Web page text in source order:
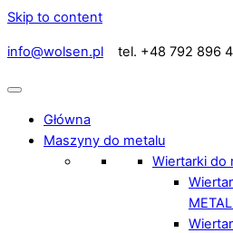
Skip to content
info@wolsen.pl tel. +48 792 896
Główna
Maszyny do metalu
Wiertarki do